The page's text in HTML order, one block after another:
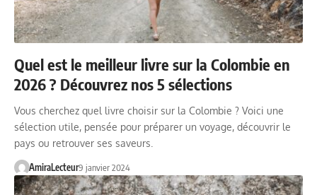
Quel est le meilleur livre sur la Colombie en
2026 ? Découvrez nos 5 sélections
Vous cherchez quel livre choisir sur la Colombie ? Voici une
sélection utile, pensée pour préparer un voyage, découvrir le
pays ou retrouver ses saveurs.
AmiraLecteur9 janvier 2024